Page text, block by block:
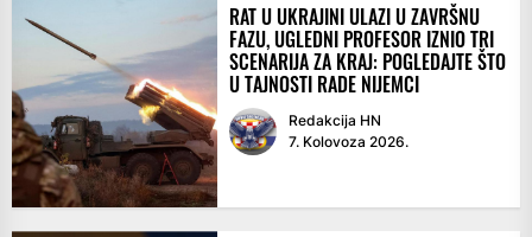
RAT U UKRAJINI ULAZI U ZAVRŠNU
FAZU, UGLEDNI PROFESOR IZNIO TRI
SCENARIJA ZA KRAJ: POGLEDAJTE ŠTO
U TAJNOSTI RADE NIJEMCI
Redakcija HN
7. Kolovoza 2026.